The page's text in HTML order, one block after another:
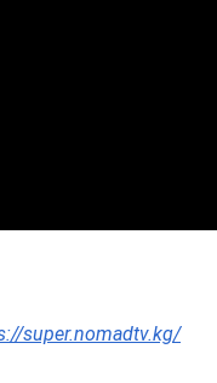
super.nomadtv.kg/